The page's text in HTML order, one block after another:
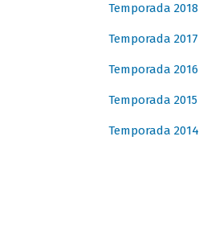
Temporada 2018
Temporada 2017
Temporada 2016
Temporada 2015
Temporada 2014